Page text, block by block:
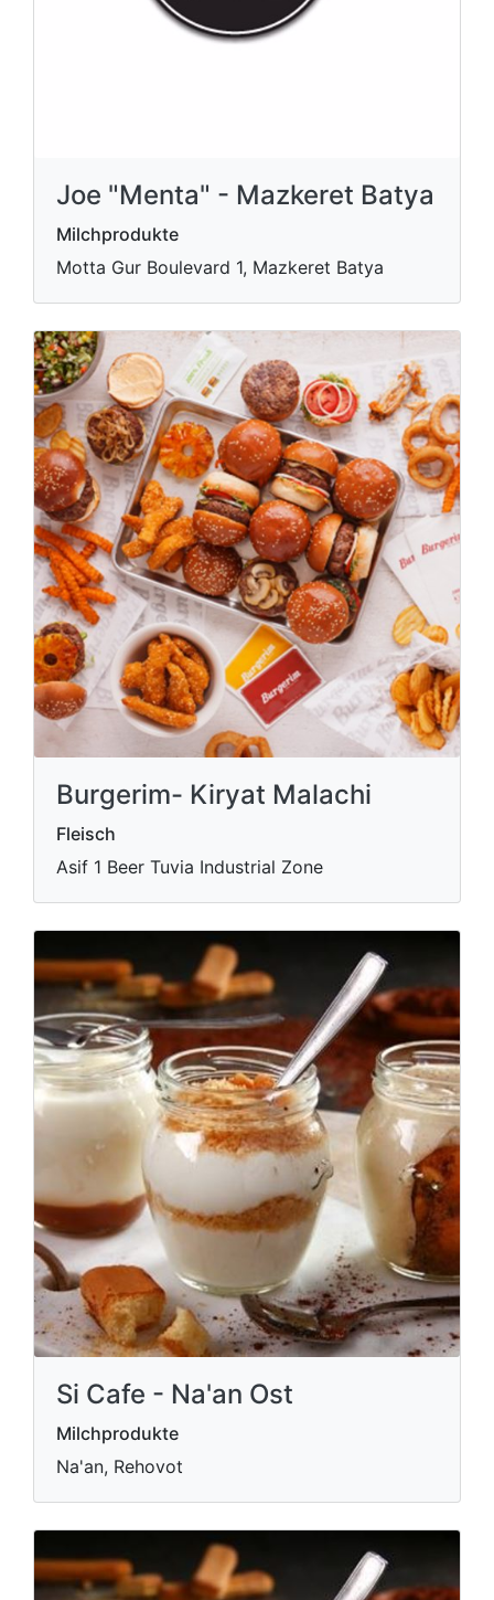
Joe "Menta" - Mazkeret Batya
Milchprodukte
Motta Gur Boulevard 1, Mazkeret Batya
Burgerim- Kiryat Malachi
Fleisch
Asif 1 Beer Tuvia Industrial Zone
Si Cafe - Na'an Ost
Milchprodukte
Na'an, Rehovot